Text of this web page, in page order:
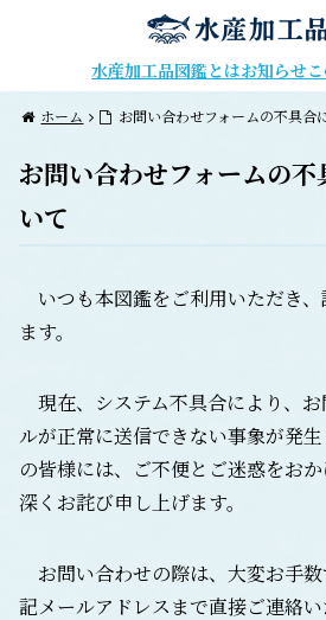
水産加工品図鑑とはお知らせ
ホーム お問い合わせフォームの不具合
お問い合わせフォームの不
いて
いつも本図鑑をご利用いただき
ます。
現在、システム不具合により、
ルが正常に送信できない事象が発
の皆様には、ご不便とご迷惑をお
深くお詫び申し上げます。
お問い合わせの際は、大変お手
記メールアドレスまで直接ご連絡